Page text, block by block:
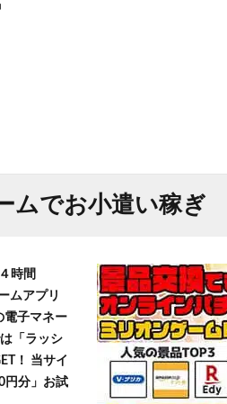
ムでお小遣い稼ぎ
時間
ムアプリ
電子マネー
「ラッシ
！ 当サイ
円分」お試